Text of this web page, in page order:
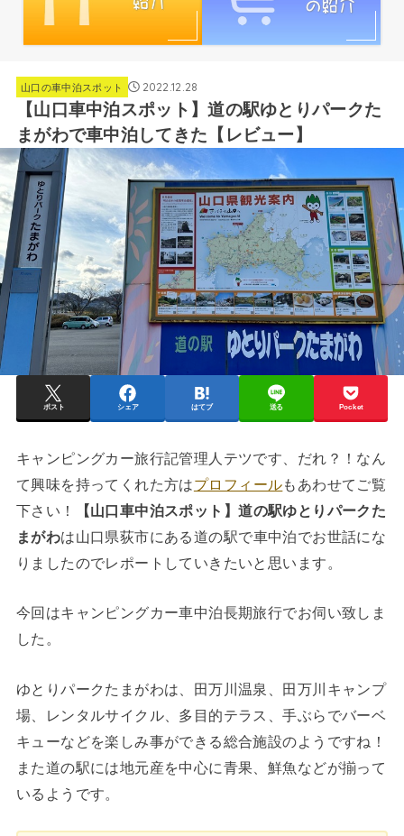
山口の車中泊スポット 2022.12.28
【山口車中泊スポット】道の駅ゆとりパークた
まがわで車中泊してきた【レビュー】
ポスト シェア はてブ 送る Pocket
キャンピングカー旅行記管理人テツです、だれ？！なん
て興味を持ってくれた方はプロフィールもあわせてご覧
下さい！
【山口車中泊スポット】道の駅ゆとりパークた
まがわは山口県荻市にある道の駅で車中泊でお世話にな
りましたのでレポートしていきたいと思います。
今回はキャンピングカー車中泊長期旅行でお伺い致しま
した。
ゆとりパークたまがわは、田万川温泉、田万川キャンプ
場、レンタルサイクル、多目的テラス、手ぶらでバーベ
キューなどを楽しみ事ができる総合施設のようですね！
また道の駅には地元産を中心に青果、鮮魚などが揃って
いるようです。